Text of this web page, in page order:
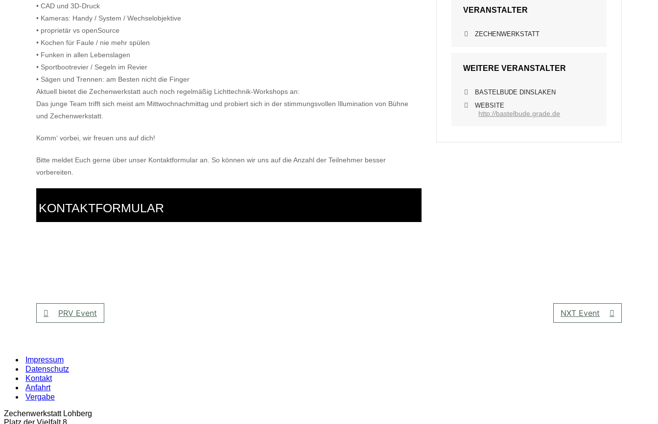
• CAD und 3D-Druck
• Kameras: Handy / System / Wechselobjektive
• proprietär vs openSource
• Kochen für Faule / nie mehr spülen
• Funken in allen Lebenslagen
• Sportbootrevier / Segeln im Revier
• Sägen und Trennen: am Besten nicht die Finger
Aktuell bietet die Zechenwerkstatt auch noch regelmäßig Lichttechnik-Workshops an:
Das junge Team trifft sich meist am Mittwochnachmittag und probiert sich in der stimmungsvollen Illumination von Bühne
und Zechenwerkstatt.
Komm‘ vorbei, wir freuen uns auf dich!
Bitte meldet Euch gerne über unser Kontaktformular an. So können wir uns auf die Anzahl der Teilnehmer besser
vorbereiten.
KONTAKTFORMULAR
VERANSTALTER
ZECHENWERKSTATT
WEITERE VERANSTALTER
BASTELBUDE DINSLAKEN
WEBSITE
http://bastelbude.grade.de
PRV Event NXT Event
Impressum
Datenschutz
Kontakt
Anfahrt
Vergabe
Zechenwerkstatt Lohberg
Platz der Vielfalt 8